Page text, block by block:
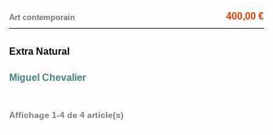
Art contemporain 400,00 €
Extra Natural
Miguel Chevalier
Affichage 1-4 de 4 article(s)